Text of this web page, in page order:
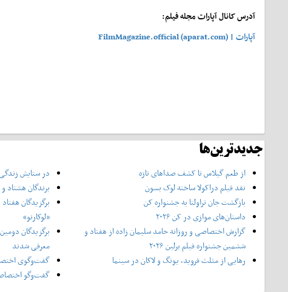
آدرس کانال آپارات مجله فیلم:
آپارات | FilmMagazine.official (aparat.com)
جدیدترین‌ها
از طعم گیلاس تا کشف صداهای تازه
نقد فیلم دراکولا ساخته لوک بسون
بازگشت جان تراولتا به جشنواره کن
داستان‌های موازی در کن ۲۰۲۶
گزارش اختصاصی و روزانه حامد سلیمان زاده از هفتاد و‌
ششمین جشنواره فیلم برلین ۲۰۲۶
رهایی از مثلث فروید، یونگ و لاکان در سینما
در ستایش زندگی
برندگان هشتاد
برگزیدگان
«لوکارنو»
برگزیدگان
معرفی شدند
گفت‌وگوی
گفت‌وگو